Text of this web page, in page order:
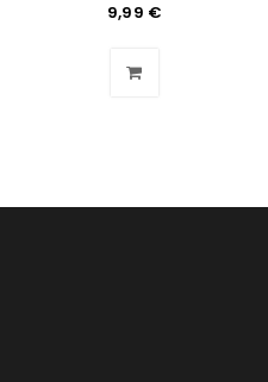
Adresse 9,99 €